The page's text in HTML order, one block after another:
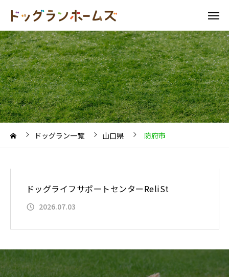
ドッグラン一覧 山口県 防府市
ドッグライフサポートセンターReliSt
2026.07.03